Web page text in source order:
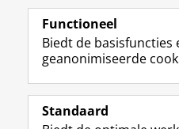
Volg de RUG
Functioneel
Biedt de basisfuncties
geanonimiseerde
Standaard